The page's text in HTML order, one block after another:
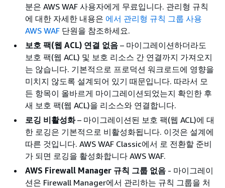
분은 AWS WAF 사용자에게 무료입니다. 관리형 규칙
에 대한 자세한 내용은 에서 관리형 규칙 그룹 사용
AWS WAF 단원을 참조하세요.
보호 팩(웹 ACL) 연결 없음 – 마이그레이션하더라도
보호 팩(웹 ACL) 및 보호 리소스 간 연결까지 가져오지
는 않습니다. 기본적으로 프로덕션 워크로드에 영향을
미치지 않도록 설계되어 있기 때문입니다. 따라서 모
든 항목이 올바르게 마이그레이션되었는지 확인한 후
새 보호 팩(웹 ACL)을 리소스와 연결합니다.
로깅 비활성화– 마이그레이션된 보호 팩(웹 ACL)에 대
한 로깅은 기본적으로 비활성화됩니다. 이것은 설계에
따른 것입니다. AWS WAF Classic에서 로 전환할 준비
가 되면 로깅을 활성화합니다 AWS WAF.
AWS Firewall Manager 규칙 그룹 없음 - 마이그레이
션은 Firewall Manager에서 관리하는 규칙 그룹을 처